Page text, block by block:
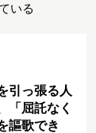
いる
引っ張る人
「屈託なく
謳歌でき